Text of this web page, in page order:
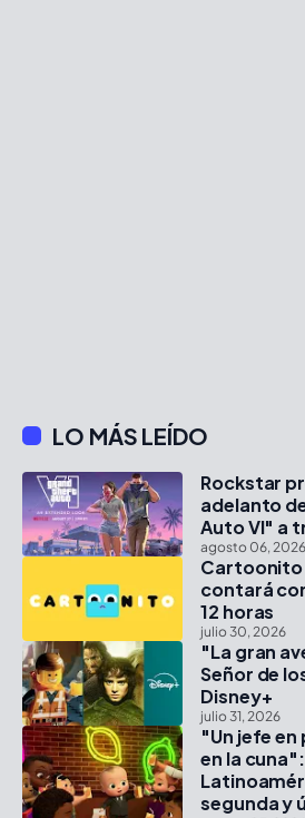
LO MÁS LEÍDO
Rockstar
adelanto
Auto VI" a
agosto 06, 2026
Cartoonito
contará
12 horas
julio 30, 2026
"La gran
Señor de
Disney+
julio 31, 2026
"Un jefe en
en la
segunda y